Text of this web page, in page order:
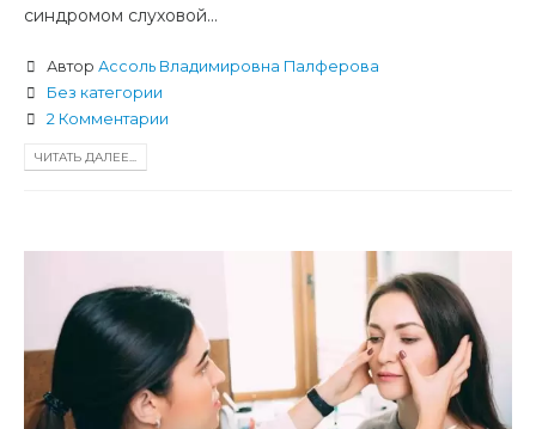
синдромом слуховой...
Автор Ассоль Владимировна Палферова
Без категории
2 Комментарии
ЧИТАТЬ ДАЛЕЕ...